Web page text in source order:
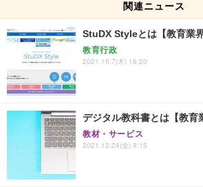
関連ニュース
StuDX Styleとは【教育業
教育行政
2021.10.7(木) 16:20
デジタル教科書とは【教育
教材・サービス
2021.12.24(金) 9:15